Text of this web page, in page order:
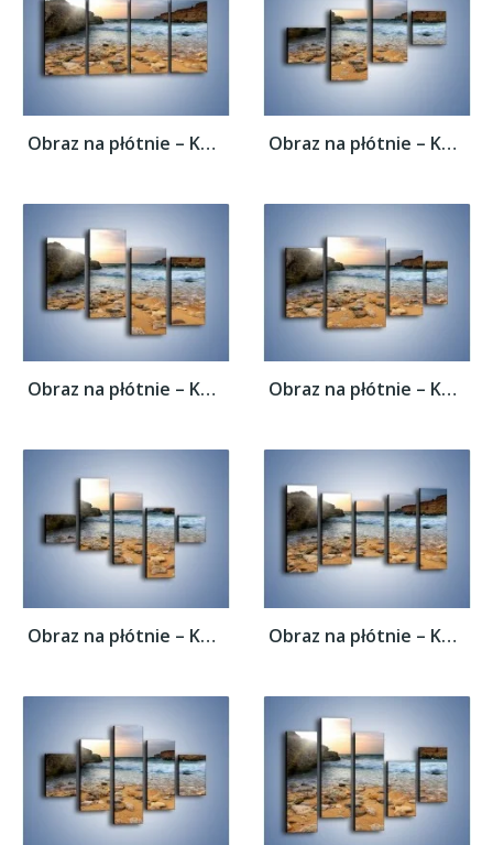
Obraz na płótnie – Kamienista plaża o... Obraz na płótnie – Kamienista plaża o...
Obraz na płótnie – Kamienista plaża o... Obraz na płótnie – Kamienista plaża o...
Obraz na płótnie – Kamienista plaża o... Obraz na płótnie – Kamienista plaża o...